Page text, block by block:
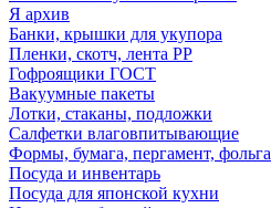
Я архив
Банки, крышки для укупора
Пленки, скотч, лента РР
Гофроящики ГОСТ
Вакуумные пакеты
Лотки, стаканы, подложки
Салфетки влаговпитывающие
Формы, бумага, пергамент, фольга
Посуда и инвентарь
Посуда для японской кухни